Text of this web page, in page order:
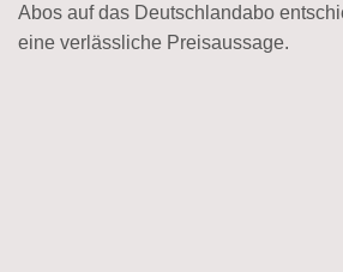
Abos auf das Deutschlandabo
eine verlässliche Preisaussage.